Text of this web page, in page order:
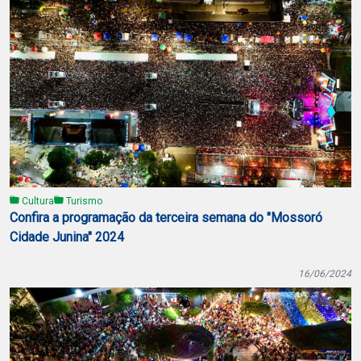
Cultura Turismo
Confira a programação da terceira semana do "Mossoró
Cidade Junina" 2024
16/06/2024